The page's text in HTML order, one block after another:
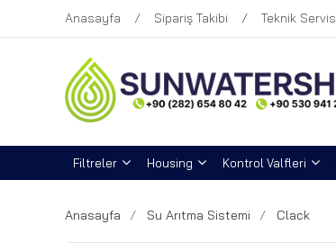
Anasayfa Sipariş Takibi Teknik Servis
Filtreler Housing Kontrol Valfleri
Anasayfa Su Arıtma Sistemi Clack